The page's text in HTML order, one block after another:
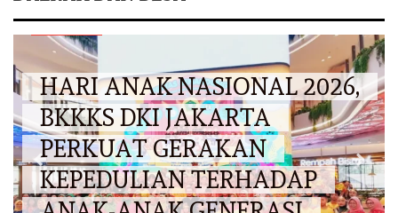
HARI ANAK NASIONAL 2026,
BKKKS DKI JAKARTA
PERKUAT GERAKAN
KEPEDULIAN TERHADAP